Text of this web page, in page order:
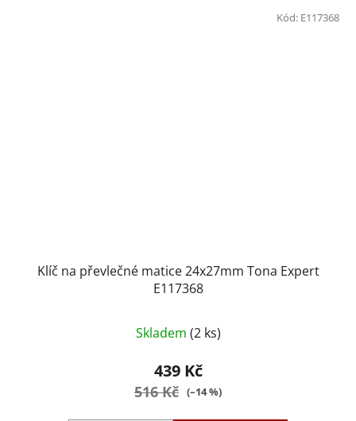
Klíč na převlečné matice 24x27mm Tona Expert
E117368
Skladem (2 ks)
439 Kč
516 Kč (–14 %)
Kód: E117368